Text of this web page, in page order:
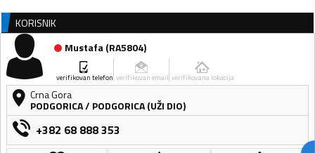
KORISNIK
Mustafa(RA5804)
verifikovan telefon verifikovan email verifikovana lokacija
Crna Gora
PODGORICA/ PODGORICA (UŽI DIO)
+382 68 888 353